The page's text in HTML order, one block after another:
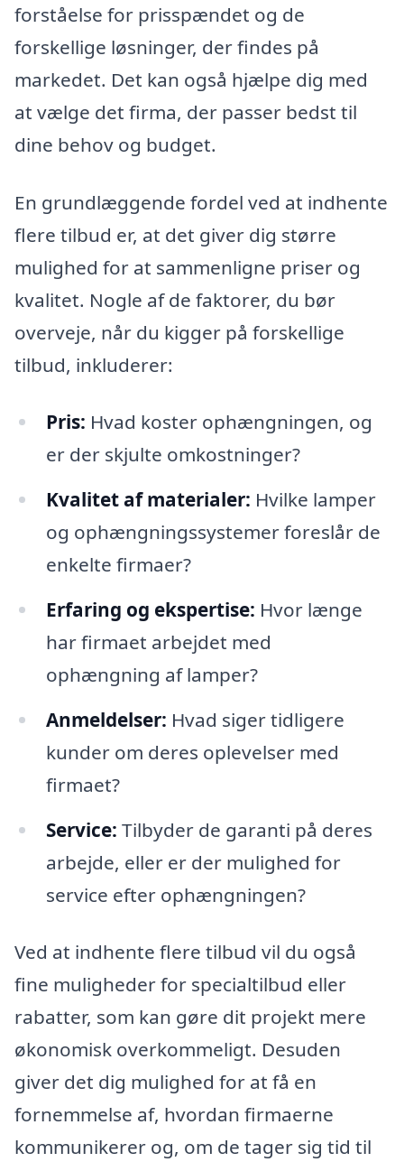
forståelse for prisspændet og de
forskellige løsninger, der findes på
markedet. Det kan også hjælpe dig med
at vælge det firma, der passer bedst til
dine behov og budget.
En grundlæggende fordel ved at indhente
flere tilbud er, at det giver dig større
mulighed for at sammenligne priser og
kvalitet. Nogle af de faktorer, du bør
overveje, når du kigger på forskellige
tilbud, inkluderer:
Pris: Hvad koster ophængningen, og
er der skjulte omkostninger?
Kvalitet af materialer: Hvilke lamper
og ophængningssystemer foreslår de
enkelte firmaer?
Erfaring og ekspertise: Hvor længe
har firmaet arbejdet med
ophængning af lamper?
Anmeldelser: Hvad siger tidligere
kunder om deres oplevelser med
firmaet?
Service: Tilbyder de garanti på deres
arbejde, eller er der mulighed for
service efter ophængningen?
Ved at indhente flere tilbud vil du også
fine muligheder for specialtilbud eller
rabatter, som kan gøre dit projekt mere
økonomisk overkommeligt. Desuden
giver det dig mulighed for at få en
fornemmelse af, hvordan firmaerne
kommunikerer og, om de tager sig tid til